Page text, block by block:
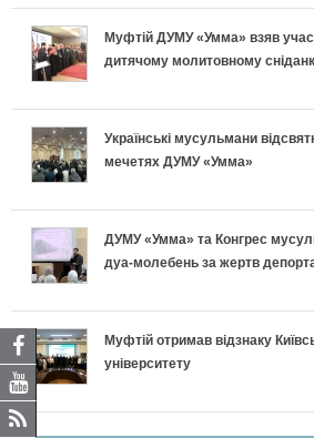
Муфтій ДУМУ «Умма» взяв
дитячому молитовному
Українські мусульмани
мечетях ДУМУ «Умма»
ДУМУ «Умма» та Конгрес
дуа-молебень за жертв
Муфтій отримав відзнаку
університету